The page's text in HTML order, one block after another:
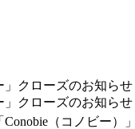
クローズのお知らせ
クローズのお知らせ
（コノビー）